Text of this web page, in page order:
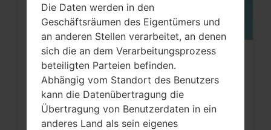
Wie kann man die
Werkseinstellungen durch Menü
auf...
Die Daten werden in den
Geschäftsräumen des Eigentümers und
an anderen Stellen verarbeitet, an denen
sich die an dem Verarbeitungsprozess
beteiligten Parteien befinden.
Abhängig vom Standort des Benutzers
kann die Datenübertragung die
Übertragung von Benutzerdaten in ein
anderes Land als sein eigenes